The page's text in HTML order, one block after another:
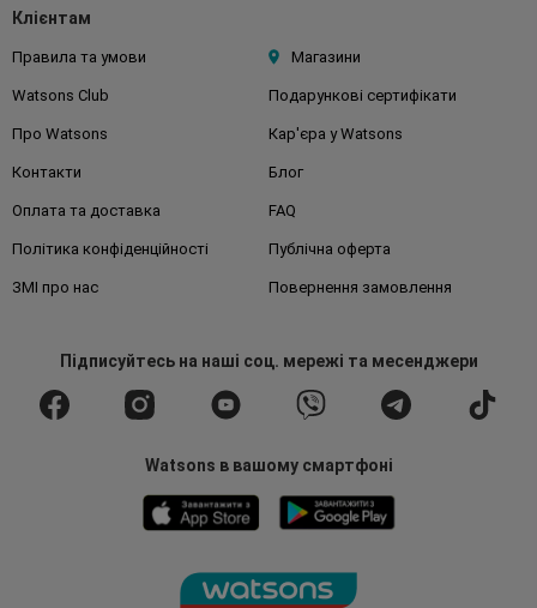
Клієнтам
Правила та умови Магазини
Watsons Club Подарункові сертифікати
Про Watsons Кар'єра у Watsons
Контакти Блог
Оплата та доставка FAQ
Політика конфіденційності Публічна оферта
ЗМІ про нас Повернення замовлення
Підписуйтесьна наші соц. мережі та месенджери
Watsons в вашому смартфоні